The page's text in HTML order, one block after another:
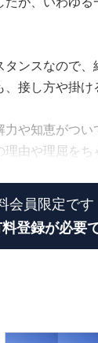
ンスなので
接し方や掛け
や知恵がつ
由や理屈を
会員限定です
登録が必要